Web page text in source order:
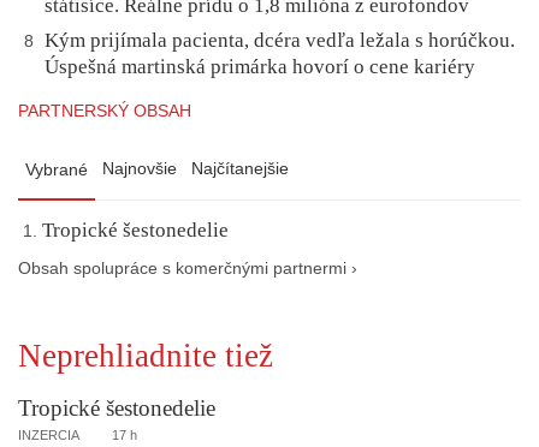
státisíce. Reálne prídu o 1,8 milióna z eurofondov
8
Kým prijímala pacienta, dcéra vedľa ležala s horúčkou.
Úspešná martinská primárka hovorí o cene kariéry
PARTNERSKÝ OBSAH
Vybrané Najnovšie Najčítanejšie
Tropické šestonedelie
Obsah spolupráce s komerčnými partnermi ›
Neprehliadnite tiež
Tropické šestonedelie
INZERCIA 17 h